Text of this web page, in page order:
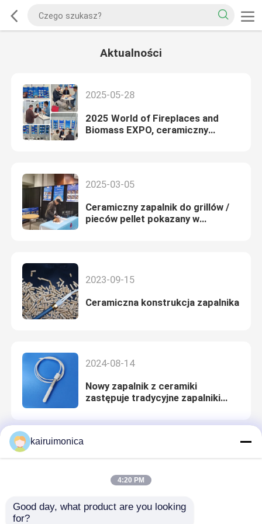
Aktualności
2025-05-28
2025 World of Fireplaces and
Biomass EXPO, ceramiczny
2025-03-05
Ceramiczny zapalnik do grillów /
pieców pellet pokazany w
2023-09-15
Ceramiczna konstrukcja zapalnika
2024-08-14
Nowy zapalnik z ceramiki
zastępuje tradycyjne zapalniki
Wymieniaj metalowe zapalniki i
wybierz długowieczne
kairuimonica
4:20 PM
Good day, what product are you looking
for?